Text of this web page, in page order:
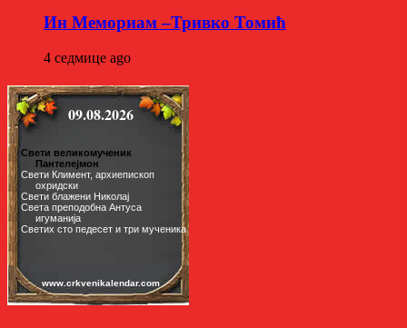
Ин Мемориам –Тривко Томић
4 седмице ago